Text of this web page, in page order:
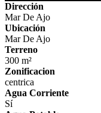
Dirección
Mar De Ajo
Ubicación
Mar De Ajo
Terreno
300 m²
Zonificacion
centrica
Agua Corriente
Sí